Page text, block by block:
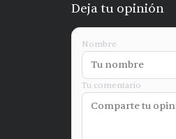
Deja tu opinión
Nombre
Tu comentario